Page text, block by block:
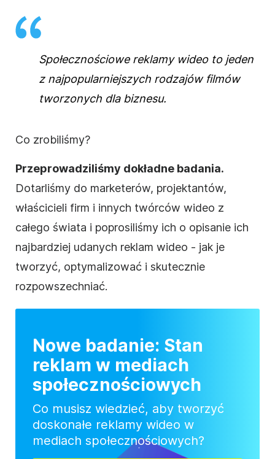
Społecznościowe reklamy wideo to jeden
z najpopularniejszych rodzajów filmów
tworzonych dla biznesu.
Co zrobiliśmy?
Przeprowadziliśmy dokładne badania.
Dotarliśmy do marketerów, projektantów,
właścicieli firm i innych twórców wideo z
całego świata i poprosiliśmy ich o opisanie ich
najbardziej udanych reklam wideo - jak je
tworzyć, optymalizować i skutecznie
rozpowszechniać.
Nowe badanie: Stan
reklam w mediach
społecznościowych
Co musisz wiedzieć, aby tworzyć
doskonałe reklamy wideo w
mediach społecznościowych?